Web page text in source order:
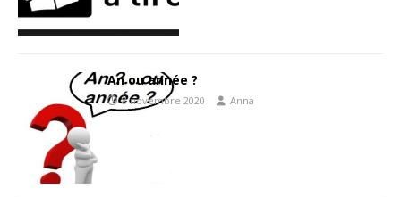
An ou année ?
8 novembre 2020 Anna